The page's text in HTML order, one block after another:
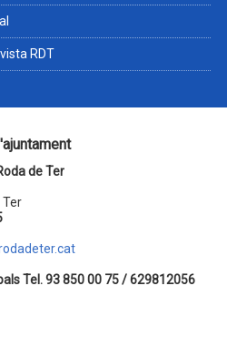
RDT
de Ter
Ter
Tel. 93 850 00 75 / 629812056